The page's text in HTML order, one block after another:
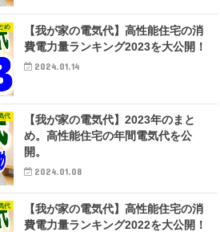
め
【我が家の電気代】高性能住宅の消
費電力量ランキング2023を大公開！
2024.01.14
代
【我が家の電気代】2023年のまと
め。高性能住宅の年間電気代を公
開。
2024.01.08
代
【我が家の電気代】高性能住宅の消
費電力量ランキング2022を大公開！